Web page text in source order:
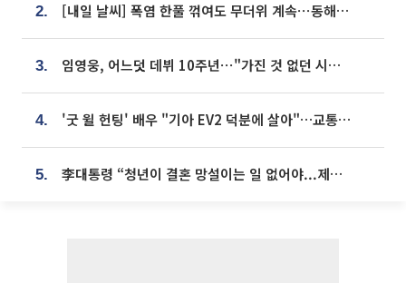
2. [내일 날씨] 폭염 한풀 꺾여도 무더위 계속⋯동해안 이틀 연속 비
3. 임영웅, 어느덧 데뷔 10주년⋯"가진 것 없던 시절, 내 앞엔 20명의 팬뿐"
4. '굿 윌 헌팅' 배우 "기아 EV2 덕분에 살아"…교통사고 후 안전성 극찬
5. 李대통령 “청년이 결혼 망설이는 일 없어야...제도상 불이익 조사”